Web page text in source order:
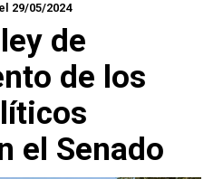
29/05/2024
de
de los
el Senado